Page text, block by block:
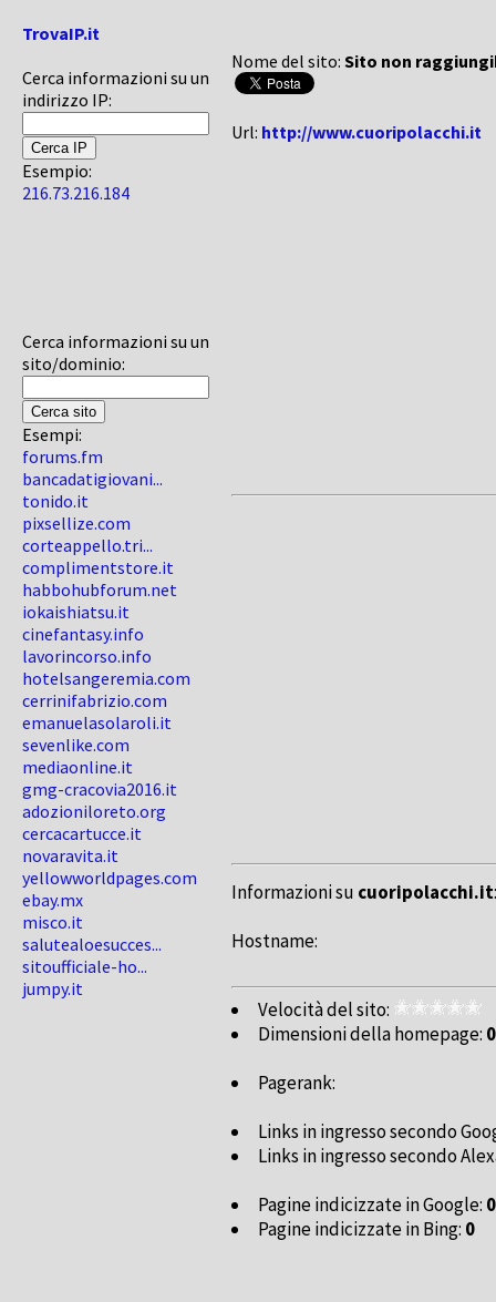
TrovaIP.it
Cerca informazioni su un
indirizzo IP:
Esempio:
216.73.216.184
Cerca informazioni su un
sito/dominio:
Esempi:
forums.fm
bancadatigiovani...
tonido.it
pixsellize.com
corteappello.tri...
complimentstore.it
habbohubforum.net
iokaishiatsu.it
cinefantasy.info
lavorincorso.info
hotelsangeremia.com
cerrinifabrizio.com
emanuelasolaroli.it
sevenlike.com
mediaonline.it
gmg-cracovia2016.it
adozioniloreto.org
cercacartucce.it
novaravita.it
yellowworldpages.com
ebay.mx
misco.it
salutealoesucces...
sitoufficiale-ho...
jumpy.it
Nome del sito: Sito non
Url: http://www.cuoripolacchi.it
Informazioni su cuoripolacchi.it:
Hostname:
Velocità del sito:
Dimensioni della homepage: 0
Pagerank:
Links in ingresso secondo
Links in ingresso secondo
Pagine indicizzate in Google: 0
Pagine indicizzate in Bing: 0